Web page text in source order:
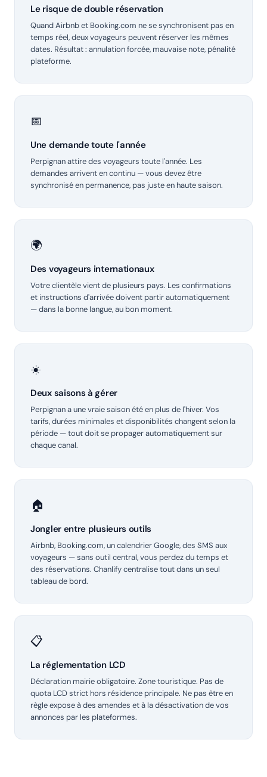
Le risque de double réservation
Quand Airbnb et Booking.com ne se synchronisent pas en
temps réel, deux voyageurs peuvent réserver les mêmes
dates. Résultat : annulation forcée, mauvaise note, pénalité
plateforme.
📅
Une demande toute l'année
Perpignan attire des voyageurs toute l'année. Les
demandes arrivent en continu — vous devez être
synchronisé en permanence, pas juste en haute saison.
🌍
Des voyageurs internationaux
Votre clientèle vient de plusieurs pays. Les confirmations
et instructions d'arrivée doivent partir automatiquement
— dans la bonne langue, au bon moment.
☀️
Deux saisons à gérer
Perpignan a une vraie saison été en plus de l'hiver. Vos
tarifs, durées minimales et disponibilités changent selon la
période — tout doit se propager automatiquement sur
chaque canal.
🏠
Jongler entre plusieurs outils
Airbnb, Booking.com, un calendrier Google, des SMS aux
voyageurs — sans outil central, vous perdez du temps et
des réservations. Chanlify centralise tout dans un seul
tableau de bord.
📋
La réglementation LCD
Déclaration mairie obligatoire. Zone touristique. Pas de
quota LCD strict hors résidence principale. Ne pas être en
règle expose à des amendes et à la désactivation de vos
annonces par les plateformes.